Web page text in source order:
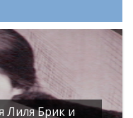
Лиля Брик и